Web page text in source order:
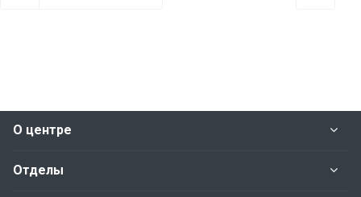
О центре
Отделы